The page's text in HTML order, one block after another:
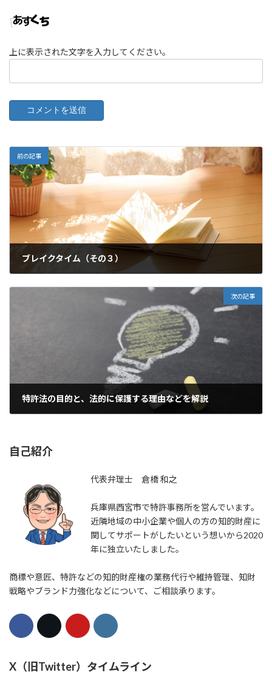
上に表示された文字を入力してください。
前の記事
ブレイクタイム（その３）
次の記事
特許法の目的と、法的に保護する理由などを解説
自己紹介
代表弁理士 倉橋 和之
兵庫県西宮市で特許事務所を営んでいます。
近隣地域の中小企業や個人の方の知的財産に
関してサポートがしたいという想いから2020
年に独立いたしました。
商標や意匠、特許などの知的財産権の業務代行や維持管理、知財
戦略やブランド力強化などについて、ご相談承ります。
X（旧Twitter）タイムライン